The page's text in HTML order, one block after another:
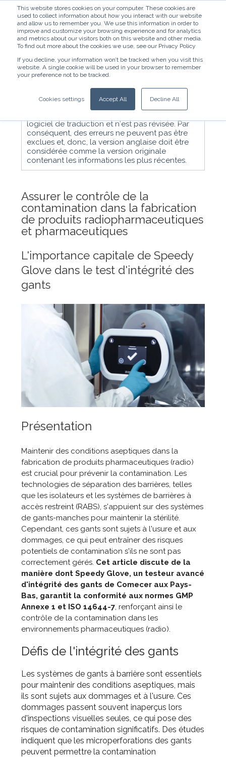
This website stores cookies on your computer. These cookies are
used to collect information about how you interact with our website
and allow us to remember you. We use this information in order to
improve and customize your browsing experience and for analytics
and metrics about our visitors both on this website and other media.
To find out more about the cookies we use, see our Privacy Policy
If you decline, your information won’t be tracked when you visit this
website. A single cookie will be used in your browser to remember
your preference not to be tracked.
Cookies settings Accept All Decline All
Français - France
Nota bene : la traduction française de cet
logiciel de traduction et n'est pas révisée. Par
conséquent, des erreurs ne peuvent pas être
exclues et, donc, la version anglaise doit être
considérée comme la version originale
contenant les informations les plus récentes.
Assurer le contrôle de la
contamination dans la fabrication
de produits radiopharmaceutiques
et pharmaceutiques
L'importance capitale de Speedy
Glove dans le test d'intégrité des
gants
Présentation
Maintenir des conditions aseptiques dans la
fabrication de produits pharmaceutiques (radio)
est crucial pour prévenir la contamination. Les
technologies de séparation des barrières, telles
que les isolateurs et les systèmes de barrières à
accès restreint (RABS), s'appuient sur des systèmes
de gants-manches pour maintenir la stérilité.
Cependant, ces gants sont sujets à l'usure et aux
dommages, ce qui peut entraîner des risques
potentiels de contamination s'ils ne sont pas
correctement gérés. Cet article discute de la
manière dont Speedy Glove, un testeur avancé
d'intégrité des gants de Comecer aux Pays-
Bas, garantit la conformité aux normes GMP
Annexe 1 et ISO 14644-7, renforçant ainsi le
contrôle de la contamination dans les
environnements pharmaceutiques (radio).
Défis de l'intégrité des gants
Les systèmes de gants à barrière sont essentiels
pour maintenir des conditions aseptiques, mais
ils sont sujets aux dommages et à l'usure. Ces
dommages passent souvent inaperçus lors
d'inspections visuelles seules, ce qui pose des
risques de contamination significatifs. Des études
indiquent que les microperforations des gants
peuvent permettre la contamination